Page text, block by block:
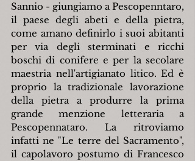
Sannio - giungiamo a Pescopenntaro,
il paese degli abeti e della pietra,
come amano definirlo i suoi abitanti
per via degli sterminati e ricchi
boschi di conifere e per la secolare
maestria nell'artigianato litico. Ed è
proprio la tradizionale lavorazione
della pietra a produrre la prima
grande menzione letteraria a
Pescopennataro. La ritroviamo
infatti ne "Le terre del Sacramento",
il capolavoro postumo di Francesco